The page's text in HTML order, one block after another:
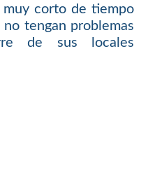
muy corto de tiempo
tengan problemas
de sus locales